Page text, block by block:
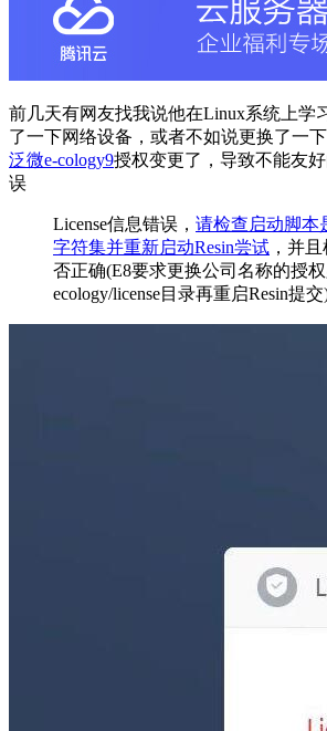
前几天有网友找我说他在Linux系统上学
了一下网络设备，或者不如说更换了一
泛微e-cology9授权变更了，导致不能友
误
License信息错误， 请检查启动脚本
字符集并重新启动Resin尝试 ，并
否正确(E8要求更换公司名称的授
ecology/license目录再重启Resin提交)